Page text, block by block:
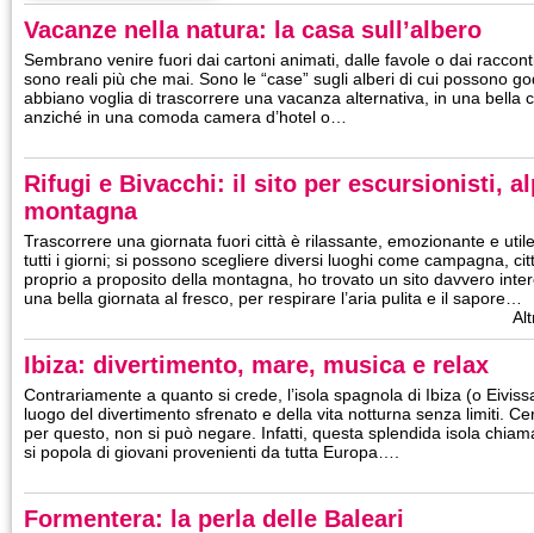
Vacanze nella natura: la casa sull’albero
Sembrano venire fuori dai cartoni animati, dalle favole o dai
sono reali più che mai. Sono le “case” sugli alberi di cui possono
abbiano voglia di trascorrere una vacanza alternativa, in una bella
anziché in una comoda camera d’hotel o…
Rifugi e Bivacchi: il sito per escursionisti,
montagna
Trascorrere una giornata fuori città è rilassante, emozionante e
tutti i giorni; si possono scegliere diversi luoghi come campagna,
proprio a proposito della montagna, ho trovato un sito davvero
una bella giornata al fresco, per respirare l’aria pulita e il sapore…
Ibiza: divertimento, mare, musica e relax
Contrariamente a quanto si crede, l’isola spagnola di Ibiza (o
luogo del divertimento sfrenato e della vita notturna senza limiti.
per questo, non si può negare. Infatti, questa splendida isola
si popola di giovani provenienti da tutta Europa….
Formentera: la perla delle Baleari